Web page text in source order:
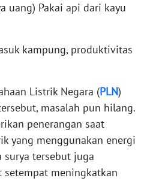
uang) Pakai api dari kayu
kampung, produktivitas
Listrik Negara (PLN)
masalah pun hilang.
penerangan saat
yang menggunakan energi
tersebut juga
setempat meningkatkan